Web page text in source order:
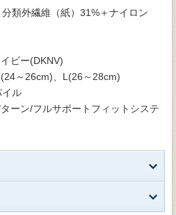
分類外繊維（紙）31%＋ナイロン
ビー(DKNV)
～26cm)、L(26～28cm)
イル
ーン/フルサポートフィットシステ